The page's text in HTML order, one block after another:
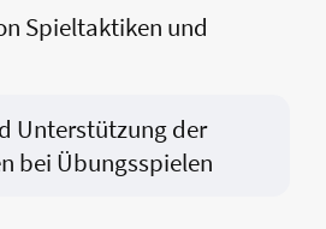
Spieltaktiken und
Unterstützung der
bei Übungsspielen